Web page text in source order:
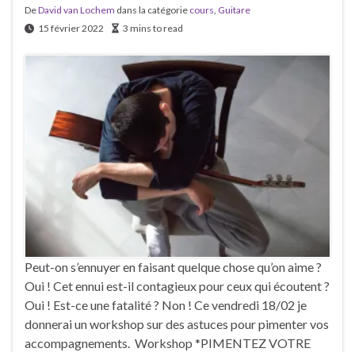
DeDavid van Lochem dans la catégorie cours Guitare
15 février 2022
3 mins to read
Peut-on s’ennuyer en faisant quelque chose qu’on aime ?
Oui ! Cet ennui est-il contagieux pour ceux qui écoutent ?
Oui ! Est-ce une fatalité ? Non ! Ce vendredi 18/02 je
donnerai un workshop sur des astuces pour pimenter vos
accompagnements. Workshop *PIMENTEZ VOTRE